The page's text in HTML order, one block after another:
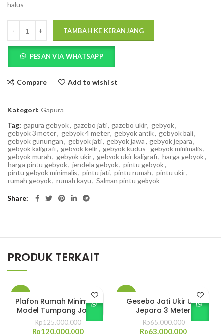
halus
TAMBAH KE KERANJANG
PESAN VIA WHATSAPP
Compare Add to wishlist
Kategori: Gapura
Tag: gapura gebyok, gazebo jati, gazebo ukir, gebyok,
gebyok 3 meter, gebyok 4 meter, gebyok antik, gebyok bali,
gebyok gunungan, gebyok jati, gebyok jawa, gebyok jepara,
gebyok kaligrafi, gebyok kelir, gebyok kudus, gebyok minimalis,
gebyok murah, gebyok ukir, gebyok ukir kaligrafi, harga gebyok,
harga pintu gebyok, jendela gebyok, pintu gebyok,
pintu gebyok minimalis, pintu jati, pintu rumah, pintu ukir,
rumah gebyok, rumah kayu, Salman pintu gebyok
Share
PRODUK TERKAIT
Plafon Rumah Minimalis
Model Tumpang Joglo
Rp125.000.000
Harga
Rp120.000.000Harga
Gesebo Jati Ukir Ukir
Jepara 3 Meter
Rp65.000.000
Harga
Rp63.000.000Harga